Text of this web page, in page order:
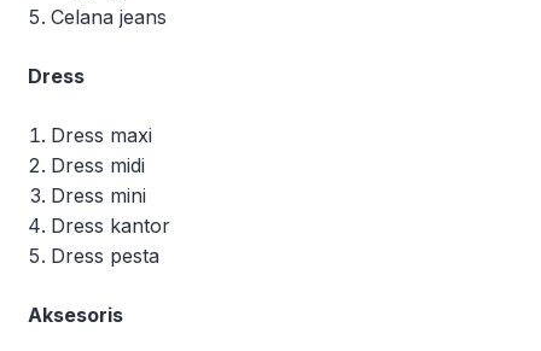
Celana jeans
Dress
Dress maxi
Dress midi
Dress mini
Dress kantor
Dress pesta
Aksesoris